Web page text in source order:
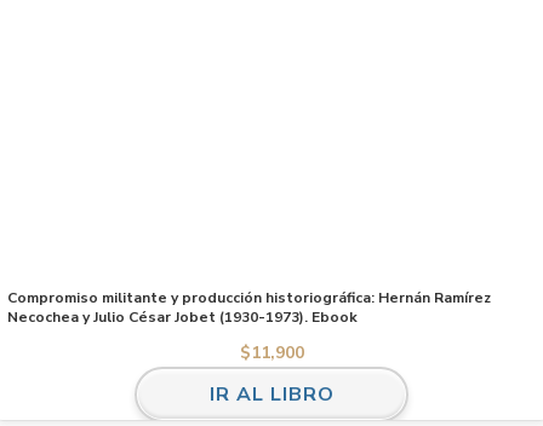
Compromiso militante y producción historiográfica: Hernán Ramírez
Necochea y Julio César Jobet (1930-1973). Ebook
$11,900
IR AL LIBRO